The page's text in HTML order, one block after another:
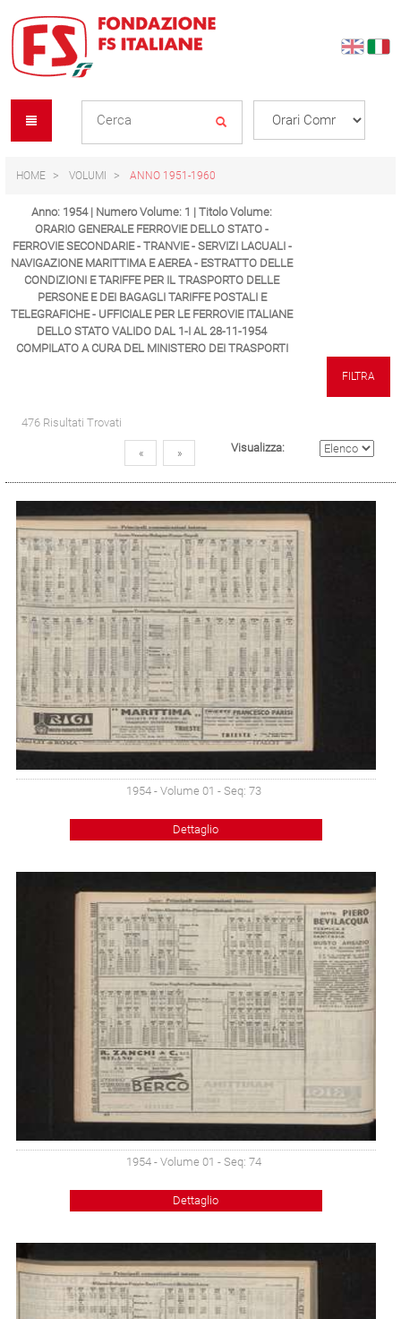
content
navigation
menu
HOME VOLUMI ANNO 1951-1960
Anno: 1954 | Numero Volume: 1 | Titolo Volume:
ORARIO GENERALE FERROVIE DELLO STATO -
FERROVIE SECONDARIE - TRANVIE - SERVIZI LACUALI -
NAVIGAZIONE MARITTIMA E AEREA - ESTRATTO DELLE
CONDIZIONI E TARIFFE PER IL TRASPORTO DELLE
PERSONE E DEI BAGAGLI TARIFFE POSTALI E
TELEGRAFICHE - UFFICIALE PER LE FERROVIE ITALIANE
DELLO STATO VALIDO DAL 1-I AL 28-11-1954
COMPILATO A CURA DEL MINISTERO DEI TRASPORTI
FILTRA
476 Risultati Trovati
« » Visualizza:
1954 - Volume 01 - Seq: 73
Dettaglio
1954 - Volume 01 - Seq: 74
Dettaglio